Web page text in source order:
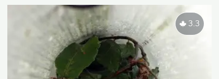
3.3